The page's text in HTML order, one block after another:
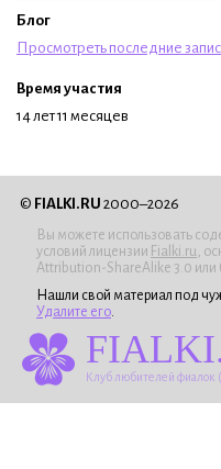
Блог
Просмотреть последние
Время участия
14 лет 11 месяцев
© FIALKI.RU 2000–2026
Вы можете использовать
условий лицензии Fialki.ru ,
Attribution-ShareAlike 3.0 или
Нашли свой материал под
Удалите его
Клуб любителей фиалок